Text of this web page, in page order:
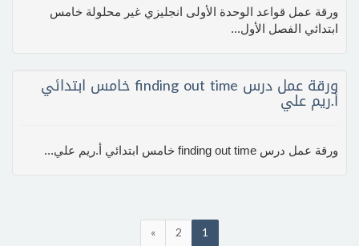
ورقة عمل قواعد الوحدة الأولى انجليزي غير محلولة خامس
ابتدائي الفصل الأول...
ورقة عمل درس finding out time خامس ابتدائي
أ.ريم علي
ورقة عمل درس finding out time خامس ابتدائي أ.ريم علي...
1
2
»